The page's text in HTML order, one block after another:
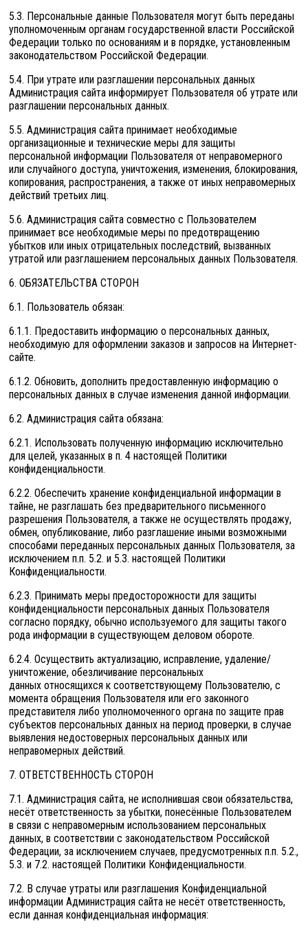
5.3. Персональные данные Пользователя могут быть переданы
уполномоченным органам государственной власти Российской
Федерации только по основаниям и в порядке, установленным
законодательством Российской Федерации.
5.4. При утрате или разглашении персональных данных
Администрация сайта информирует Пользователя об утрате или
разглашении персональных данных.
5.5. Администрация сайта принимает необходимые
организационные и технические меры для защиты
персональной информации Пользователя от неправомерного
или случайного доступа, уничтожения, изменения, блокирования,
копирования, распространения, а также от иных неправомерных
действий третьих лиц.
5.6. Администрация сайта совместно с Пользователем
принимает все необходимые меры по предотвращению
убытков или иных отрицательных последствий, вызванных
утратой или разглашением персональных данных Пользователя.
6. ОБЯЗАТЕЛЬСТВА СТОРОН
6.1. Пользователь обязан:
6.1.1. Предоставить информацию о персональных данных,
необходимую для оформлении заказов и запросов на Интернет-
сайте.
6.1.2. Обновить, дополнить предоставленную информацию о
персональных данных в случае изменения данной информации.
6.2. Администрация сайта обязана:
6.2.1. Использовать полученную информацию исключительно
для целей, указанных в п. 4 настоящей Политики
конфиденциальности.
6.2.2. Обеспечить хранение конфиденциальной информации в
тайне, не разглашать без предварительного письменного
разрешения Пользователя, а также не осуществлять продажу,
обмен, опубликование, либо разглашение иными возможными
способами переданных персональных данных Пользователя, за
исключением п.п. 5.2. и 5.3. настоящей Политики
Конфиденциальности.
6.2.3. Принимать меры предосторожности для защиты
конфиденциальности персональных данных Пользователя
согласно порядку, обычно используемого для защиты такого
рода информации в существующем деловом обороте.
6.2.4. Осуществить актуализацию, исправление, удаление/
уничтожение, обезличивание персональных
данных относящихся к соответствующему Пользователю, с
момента обращения Пользователя или его законного
представителя либо уполномоченного органа по защите прав
субъектов персональных данных на период проверки, в случае
выявления недостоверных персональных данных или
неправомерных действий.
7. ОТВЕТСТВЕННОСТЬ СТОРОН
7.1. Администрация сайта, не исполнившая свои обязательства,
несёт ответственность за убытки, понесённые Пользователем
в связи с неправомерным использованием персональных
данных, в соответствии с законодательством Российской
Федерации, за исключением случаев, предусмотренных п.п. 5.2.,
5.3. и 7.2. настоящей Политики Конфиденциальности.
7.2. В случае утраты или разглашения Конфиденциальной
информации Администрация сайта не несёт ответственность,
если данная конфиденциальная информация: